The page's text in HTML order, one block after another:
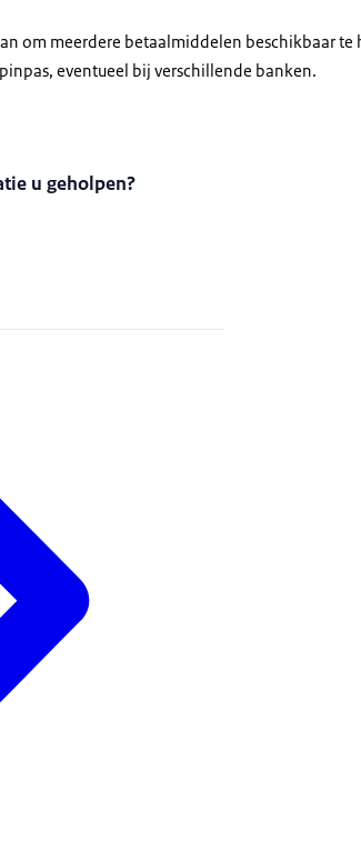
om meerdere betaalmiddelen beschikbaar
eventueel bij verschillende banken.
u geholpen?